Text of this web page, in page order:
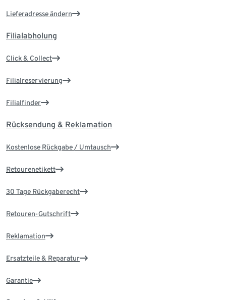
Lieferadresse ändern
Filialabholung
Click & Collect
Filialreservierung
Filialfinder
Rücksendung & Reklamation
Kostenlose Rückgabe / Umtausch
Retourenetikett
30 Tage Rückgaberecht
Retouren-Gutschrift
Reklamation
Ersatzteile & Reparatur
Garantie